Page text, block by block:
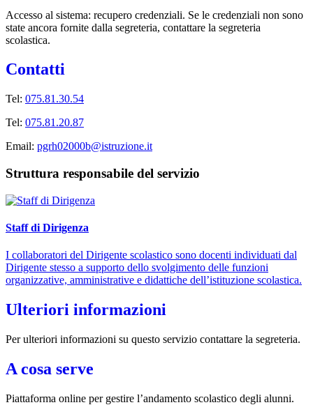
Accesso al sistema: recupero credenziali. Se le credenziali non sono
state ancora fornite dalla segreteria, contattare la segreteria
scolastica.
Contatti
Tel: 075.81.30.54
Tel: 075.81.20.87
Email: pgrh02000b@istruzione.it
Struttura responsabile del servizio
Staff di Dirigenza
I collaboratori del Dirigente scolastico sono docenti individuati dal
Dirigente stesso a supporto dello svolgimento delle funzioni
organizzative, amministrative e didattiche dell’istituzione scolastica.
Ulteriori informazioni
Per ulteriori informazioni su questo servizio contattare la segreteria.
A cosa serve
Piattaforma online per gestire l’andamento scolastico degli alunni.